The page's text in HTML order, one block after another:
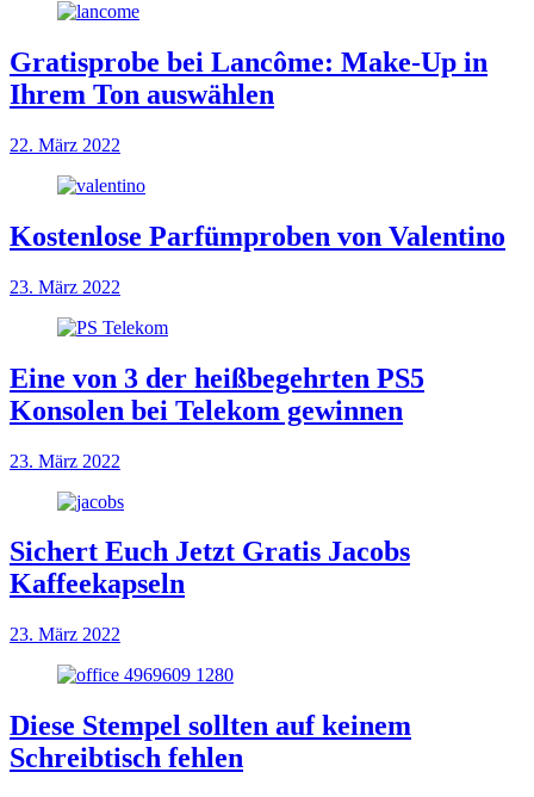
Gratisprobe bei Lancôme: Make-Up in
Ihrem Ton auswählen
22. März 2022
Kostenlose Parfümproben von Valentino
23. März 2022
Eine von 3 der heißbegehrten PS5
Konsolen bei Telekom gewinnen
23. März 2022
Sichert Euch Jetzt Gratis Jacobs
Kaffeekapseln
23. März 2022
Diese Stempel sollten auf keinem
Schreibtisch fehlen